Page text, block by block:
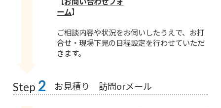
ーム】
ご相談内容や状況をお伺いしたうえで、お打
合せ・現場下見の日程設定を行わせていただ
きます。
Step 2 お見積り 訪問orメール